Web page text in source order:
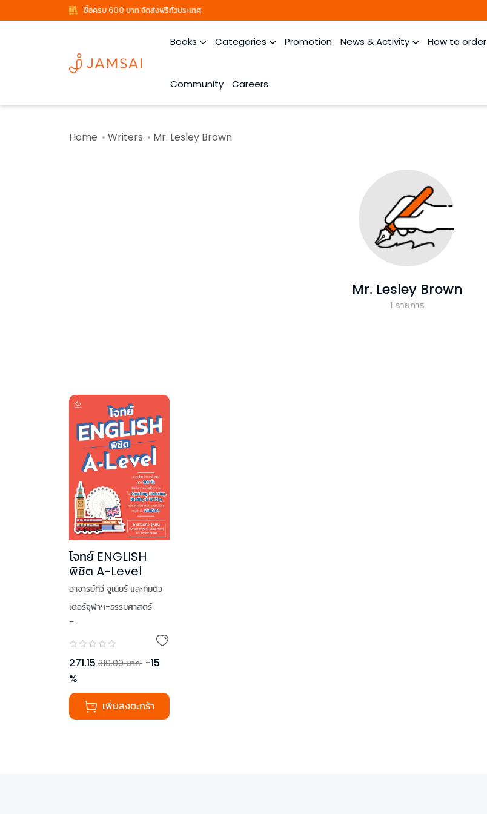
ซื้อครบ 600 บาท จัดส่งฟรีทั่วประเทศ
Books Categories Promotion News & Activity How to order
Community Careers
Home Writers Mr. Lesley Brown
Mr. Lesley Brown
1 รายการ
โจทย์ ENGLISH
พิชิต A-Level
อาจารย์ทีวี จูเนียร์ และทีมติว
เตอร์จุฬาฯ-ธรรมศาสตร์
,
-
271.15 319.00 บาท -15
%
เพิ่มลงตะกร้า